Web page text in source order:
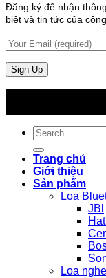
Đăng ký để nhận
biệt và tin tức của
Search
for:
Trang chủ
Giới thiệu
Sản phẩm
Loa
JBl
Loa